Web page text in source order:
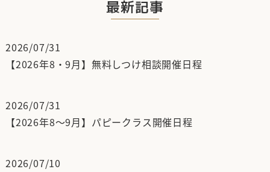
最新記事
【2026年8・9月】無料しつけ相談開催日程
2026/07/31
【2026年8～9月】パピークラス開催日程
2026/07/31
2026/07/10